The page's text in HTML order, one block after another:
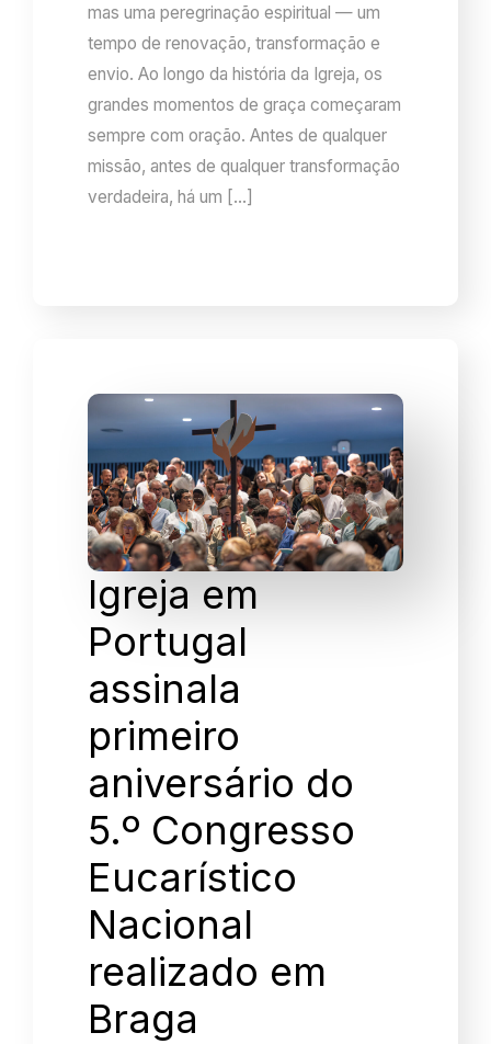
mas uma peregrinação espiritual — um
tempo de renovação, transformação e
envio. Ao longo da história da Igreja, os
grandes momentos de graça começaram
sempre com oração. Antes de qualquer
missão, antes de qualquer transformação
verdadeira, há um […]
Igreja em
Portugal
assinala
primeiro
aniversário do
5.º Congresso
Eucarístico
Nacional
realizado em
Braga